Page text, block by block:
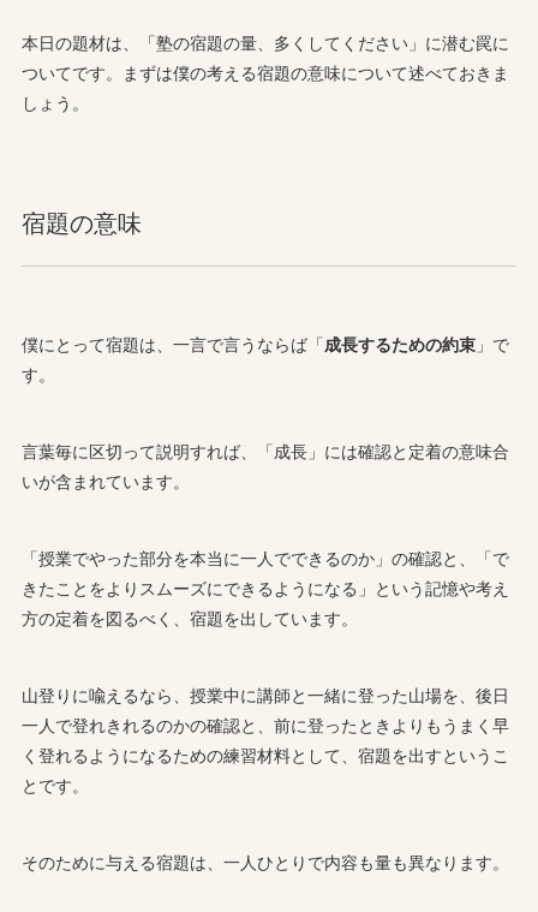
本日の題材は、「塾の宿題の量、多くしてください」に潜む罠に
ついてです。まずは僕の考える宿題の意味について述べておきま
しょう。
宿題の意味
僕にとって宿題は、一言で言うならば「成長するための約束 」で
す。
言葉毎に区切って説明すれば、「成長」には確認と定着の意味合
いが含まれています。
「授業でやった部分を本当に一人でできるのか」の確認と、「で
きたことをよりスムーズにできるようになる」という記憶や考え
方の定着を図るべく、宿題を出しています。
山登りに喩えるなら、授業中に講師と一緒に登った山場を、後日
一人で登れきれるのかの確認と、前に登ったときよりもうまく早
く登れるようになるための練習材料として、宿題を出すというこ
とです。
そのために与える宿題は、一人ひとりで内容も量も異なります。